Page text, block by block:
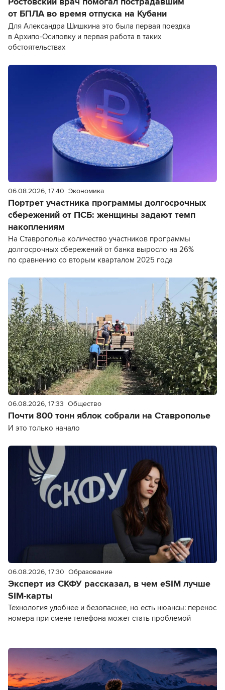
от БПЛА во время отпуска на Кубани
Для Александра Шишкина это была первая поездка
в Архипо-Осиповку и первая работа в таких
обстоятельствах
06.08.2026, 17:40 Экономика
Портрет участника программы долгосрочных
сбережений от ПСБ: женщины задают темп
накоплениям
На Ставрополье количество участников программы
долгосрочных сбережений от банка выросло на 26%
по сравнению со вторым кварталом 2025 года
06.08.2026, 17:33 Общество
Почти 800 тонн яблок собрали на Ставрополье
И это только начало
06.08.2026, 17:30 Образование
Эксперт из СКФУ рассказал, в чем eSIM лучше
SIM-карты
Технология удобнее и безопаснее, но есть нюансы: перенос
номера при смене телефона может стать проблемой